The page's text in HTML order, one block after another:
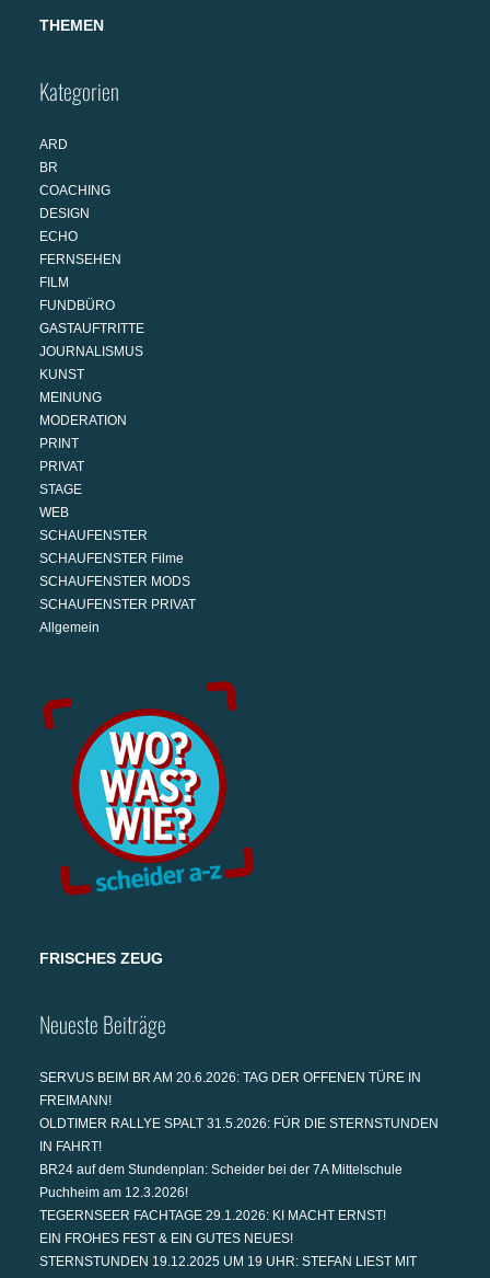
THEMEN
Kategorien
ARD
BR
COACHING
DESIGN
ECHO
FERNSEHEN
FILM
FUNDBÜRO
GASTAUFTRITTE
JOURNALISMUS
KUNST
MEINUNG
MODERATION
PRINT
PRIVAT
STAGE
WEB
SCHAUFENSTER
SCHAUFENSTER Filme
SCHAUFENSTER MODS
SCHAUFENSTER PRIVAT
Allgemein
FRISCHES ZEUG
Neueste Beiträge
SERVUS BEIM BR AM 20.6.2026: TAG DER OFFENEN TÜRE IN
FREIMANN!
OLDTIMER RALLYE SPALT 31.5.2026: FÜR DIE STERNSTUNDEN
IN FAHRT!
BR24 auf dem Stundenplan: Scheider bei der 7A Mittelschule
Puchheim am 12.3.2026!
TEGERNSEER FACHTAGE 29.1.2026: KI MACHT ERNST!
EIN FROHES FEST & EIN GUTES NEUES!
STERNSTUNDEN 19.12.2025 UM 19 UHR: STEFAN LIEST MIT